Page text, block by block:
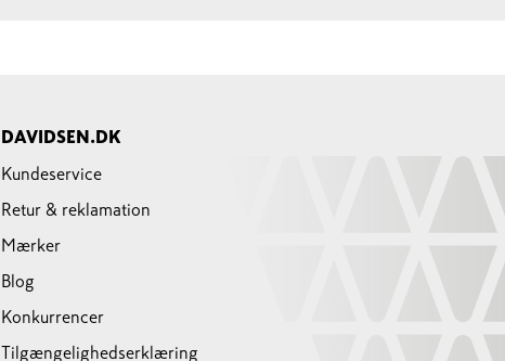
DAVIDSEN.DK
Kundeservice
Retur & reklamation
Mærker
Blog
Konkurrencer
Tilgængelighedserklæring